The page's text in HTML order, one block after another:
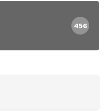
456